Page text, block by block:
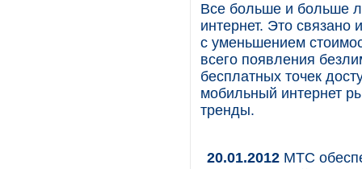
Все больше и больше
интернет. Это
с уменьшением
всего появления
бесплатных точек
мобильный интернет
тренды.
20.01.2012 МТС